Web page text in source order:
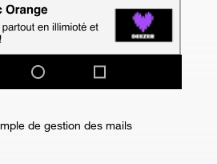
de gestion des mails